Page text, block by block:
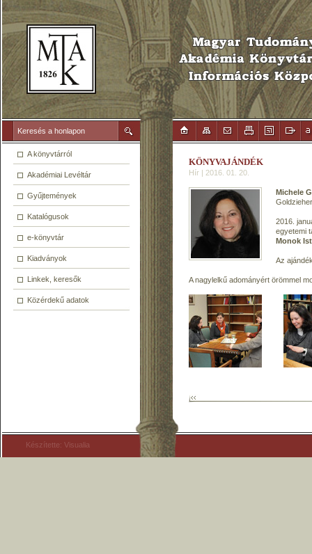
A könyvtárról
Akadémiai Levéltár
Gyűjtemények
Katalógusok
e-könyvtár
Kiadványok
Linkek, keresők
Közérdekű adatok
KÖNYVAJÁNDÉK
Hír | 2016. 01. 20.
Michele
2016.
egyetemi
Monok
Az
A nagylelkű adományért örömmel
Készítette: Visualia